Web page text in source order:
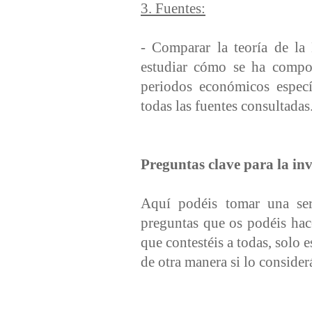
3. Fuentes:
- Comparar la teoría de la
estudiar cómo se ha
periodos económicos
todas las fuentes
Preguntas clave para la
Aquí podéis tomar una
preguntas que os podéis
que contestéis a todas, solo
de otra manera si lo